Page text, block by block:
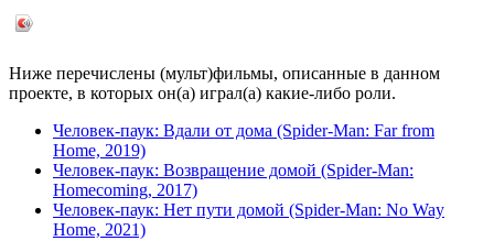
Ниже перечислены (мульт)фильмы, описанные в данном
проекте, в которых он(а) играл(а) какие-либо роли.
Человек-паук: Вдали от дома (Spider-Man: Far from
Home, 2019)
Человек-паук: Возвращение домой (Spider-Man:
Homecoming, 2017)
Человек-паук: Нет пути домой (Spider-Man: No Way
Home, 2021)